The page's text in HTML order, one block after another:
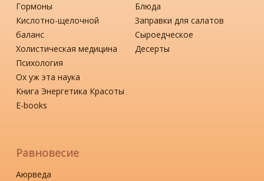
Гормоны
Кислотно-щелочной
баланс
Холистическая медицина
Психология
Ох уж эта наука
Книга Энергетика Красоты
Е-books
Блюда
Заправки для салатов
Сыроедческое
Десерты
Равновесие
Аюрведа